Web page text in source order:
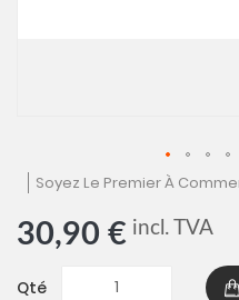
Soyez Le Premier À
30,90 € incl. TVA
Qté
Skip
to
the
beginning
images